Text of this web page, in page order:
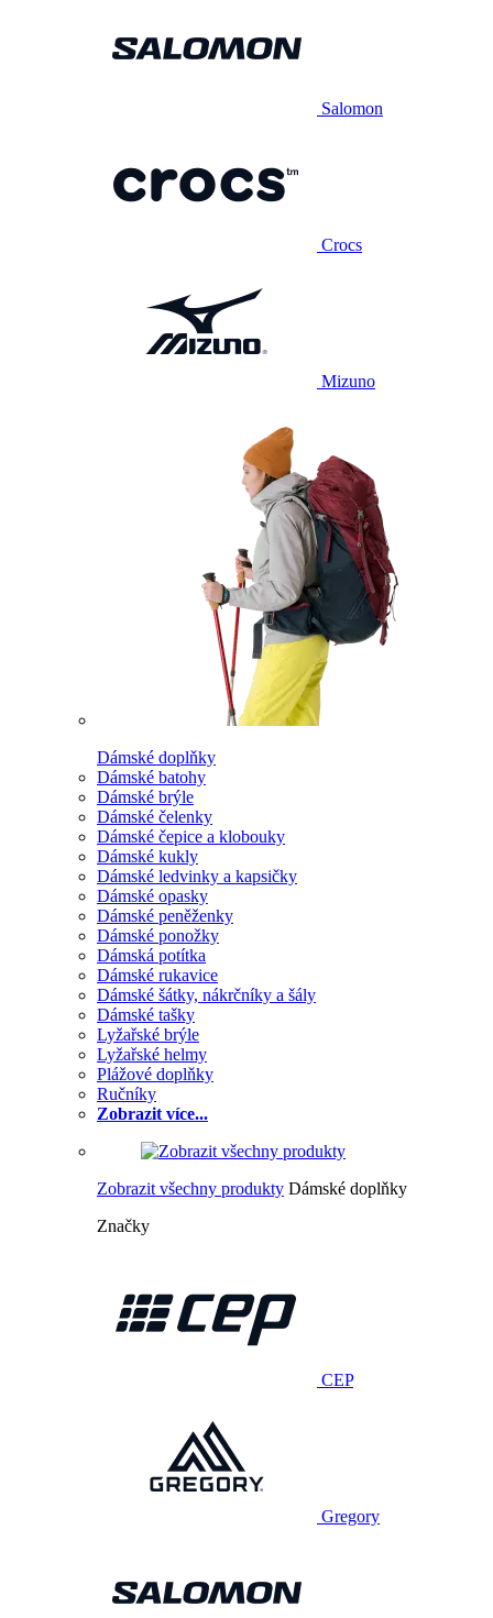
Salomon
Crocs
Mizuno
Dámské doplňky
Dámské batohy
Dámské brýle
Dámské čelenky
Dámské čepice a klobouky
Dámské kukly
Dámské ledvinky a kapsičky
Dámské opasky
Dámské peněženky
Dámské ponožky
Dámská potítka
Dámské rukavice
Dámské šátky, nákrčníky a šály
Dámské tašky
Lyžařské brýle
Lyžařské helmy
Plážové doplňky
Ručníky
Zobrazit více...
Zobrazit všechny produkty Dámské doplňky
Značky
CEP
Gregory